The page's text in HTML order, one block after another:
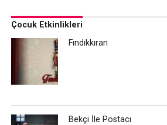
Çocuk Etkinlikleri
Fındıkkıran
Bekçi İle Postacı